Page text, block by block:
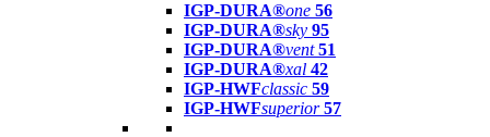
IGP-DURA®one 56
IGP-DURA®sky 95
IGP-DURA®vent 51
IGP-DURA®xal 42
IGP-HWFclassic 59
IGP-HWFsuperior 57